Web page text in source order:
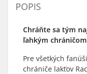
POPIS
Chráňte sa tým
ľahkým
Pre všetkých
chrániče lakťov